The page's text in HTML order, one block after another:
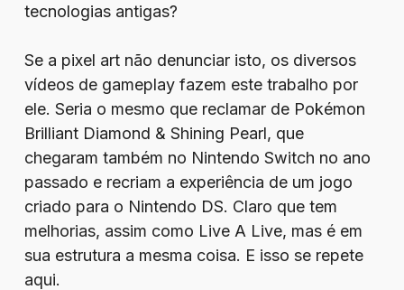
tecnologias antigas?
Se a pixel art não denunciar isto, os diversos
vídeos de gameplay fazem este trabalho por
ele. Seria o mesmo que reclamar de Pokémon
Brilliant Diamond & Shining Pearl, que
chegaram também no Nintendo Switch no ano
passado e recriam a experiência de um jogo
criado para o Nintendo DS. Claro que tem
melhorias, assim como Live A Live, mas é em
sua estrutura a mesma coisa. E isso se repete
aqui.